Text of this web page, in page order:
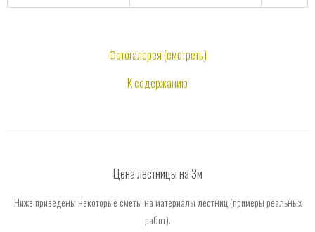
Фотогалерея (смотреть)
К содержанию
Цена лестницы на 3м
Ниже приведены некоторые сметы на материалы лестниц (примеры реальных
работ).